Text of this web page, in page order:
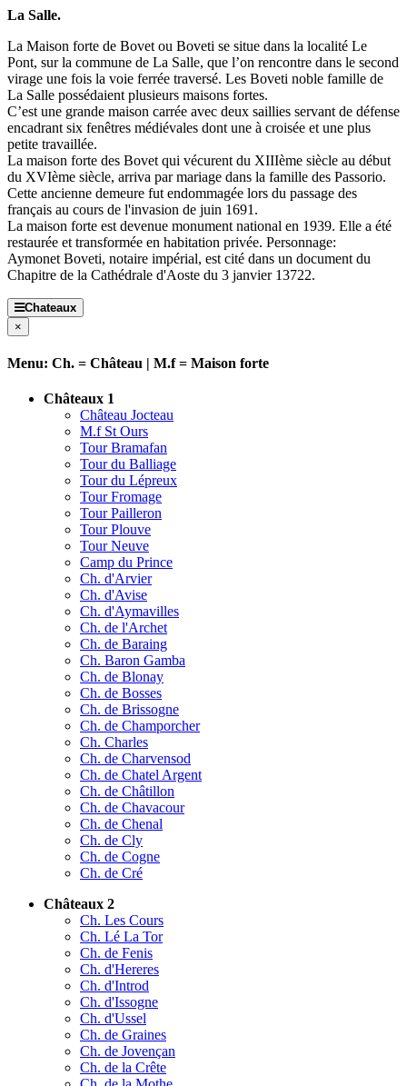
La Salle.
La Maison forte de Bovet ou Boveti se situe dans la localité Le
Pont, sur la commune de La Salle, que l’on rencontre dans le second
virage une fois la voie ferrée traversé. Les Boveti noble famille de
La Salle possédaient plusieurs maisons fortes.
C’est une grande maison carrée avec deux saillies servant de défense
encadrant six fenêtres médiévales dont une à croisée et une plus
petite travaillée.
La maison forte des Bovet qui vécurent du XIIIème siècle au début
du XVIème siècle, arriva par mariage dans la famille des Passorio.
Cette ancienne demeure fut endommagée lors du passage des
français au cours de l'invasion de juin 1691.
La maison forte est devenue monument national en 1939. Elle a été
restaurée et transformée en habitation privée. Personnage:
Aymonet Boveti, notaire impérial, est cité dans un document du
Chapitre de la Cathédrale d'Aoste du 3 janvier 13722.
Chateaux
×
Menu: Ch. = Château | M.f = Maison forte
Châteaux 1
Château Jocteau
M.f St Ours
Tour Bramafan
Tour du Balliage
Tour du Lépreux
Tour Fromage
Tour Pailleron
Tour Plouve
Tour Neuve
Camp du Prince
Ch. d'Arvier
Ch. d'Avise
Ch. d'Aymavilles
Ch. de l'Archet
Ch. de Baraing
Ch. Baron Gamba
Ch. de Blonay
Ch. de Bosses
Ch. de Brissogne
Ch. de Champorcher
Ch. Charles
Ch. de Charvensod
Ch. de Chatel Argent
Ch. de Châtillon
Ch. de Chavacour
Ch. de Chenal
Ch. de Cly
Ch. de Cogne
Ch. de Cré
Châteaux 2
Ch. Les Cours
Ch. Lé La Tor
Ch. de Fenis
Ch. d'Hereres
Ch. d'Introd
Ch. d'Issogne
Ch. d'Ussel
Ch. de Graines
Ch. de Jovençan
Ch. de la Crête